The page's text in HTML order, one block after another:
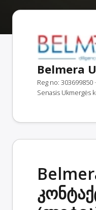
Belmera
Reg no: 303699850
Senasis Ukmergės